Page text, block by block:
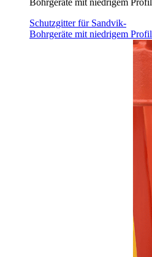
Schutzgitter für Sandvik-
Bohrgeräte mit niedrigem Profil